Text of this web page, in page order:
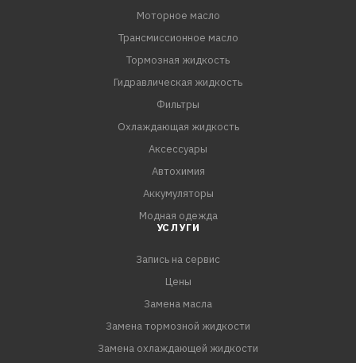
двигатели в мотоциклах и мобильном энергетическом
оборудовании, для которых изготовитель рекомендует
моторные масла для легковых автомобилей.
- Увеличенные интервалы замены
- Максимальная защита двигателя
Моторное масло
Трансмиссионное масло
Тормозная жидкость
Гидравлическая жидкость
Фильтры
Охлаждающая жидкость
Аксессуары
Автохимия
Аккумуляторы
Модная одежда
УСЛУГИ
Запись на сервис
Цены
Замена масла
Замена тормозной жидкости
Замена охлаждающей жидкости